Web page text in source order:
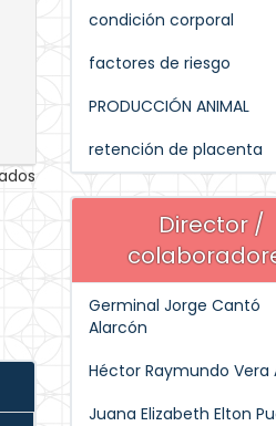
condición corporal
factores de riesgo
PRODUCCIÓN ANIMAL
retención de placenta
Director /
Germinal Jorge Cantó
Alarcón
Héctor Raymundo Vera
Juana Elizabeth Elton